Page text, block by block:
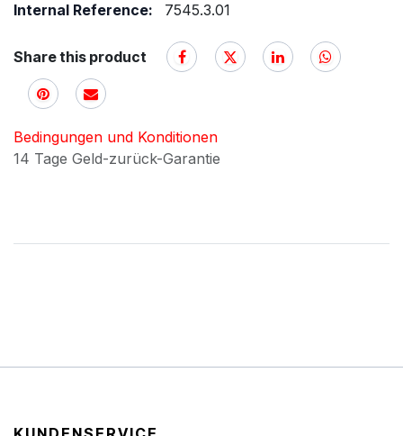
Internal Reference:
7545.3.01
Share this product
Bedingungen und Konditionen
14 Tage Geld-zurück-Garantie